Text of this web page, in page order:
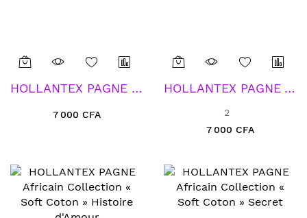
HOLLANTEX PAGNE Tissu Africain Collection Type « Soft Coton » Condjaicondjai Petit Petit Vert
7 000 CFA
HOLLANTEX PAGNE Africain Collection « Soft Coton » La Main Verte
2
7 000 CFA